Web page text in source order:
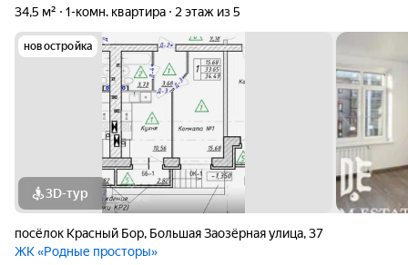
34,5 м²
1-комн. квартира 2 этаж из 5
новостройка
3D-тур
посёлок Красный Бор, Большая Заозёрная улица,37
ЖК «Родные просторы»